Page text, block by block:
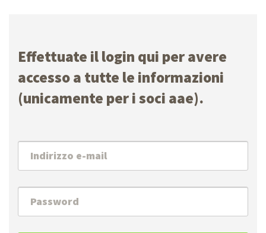
Effettuate il login qui per avere
accesso a tutte le informazioni
(unicamente per i soci aae).